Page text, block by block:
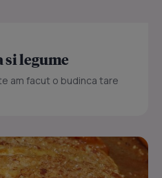
si legume
am facut o budinca tare